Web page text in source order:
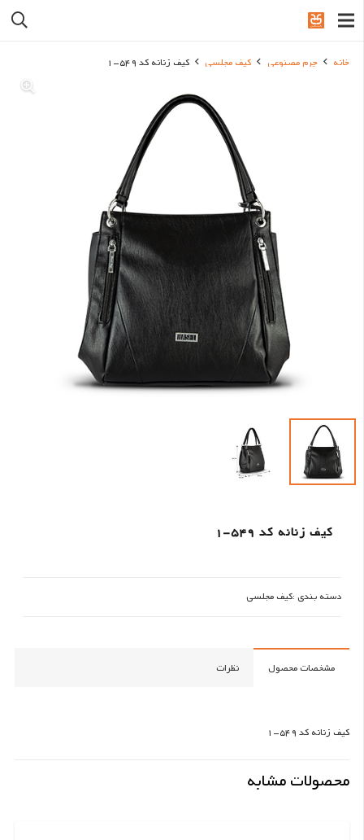
خانه چرم مصنوعی کیف مجلسی کیف زنانه کد 549-1
کیف زنانه کد 549-1
دسته بندی :کیف مجلسی
مشخصات محصول نظرات
کیف زنانه کد 549-1
محصولات مشابه